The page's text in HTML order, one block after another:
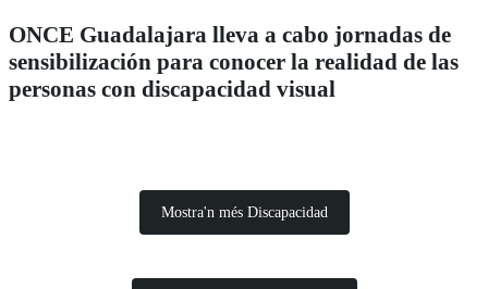
ONCE Guadalajara lleva a cabo jornadas de
sensibilización para conocer la realidad de las
personas con discapacidad visual
Mostra'n més Discapacidad